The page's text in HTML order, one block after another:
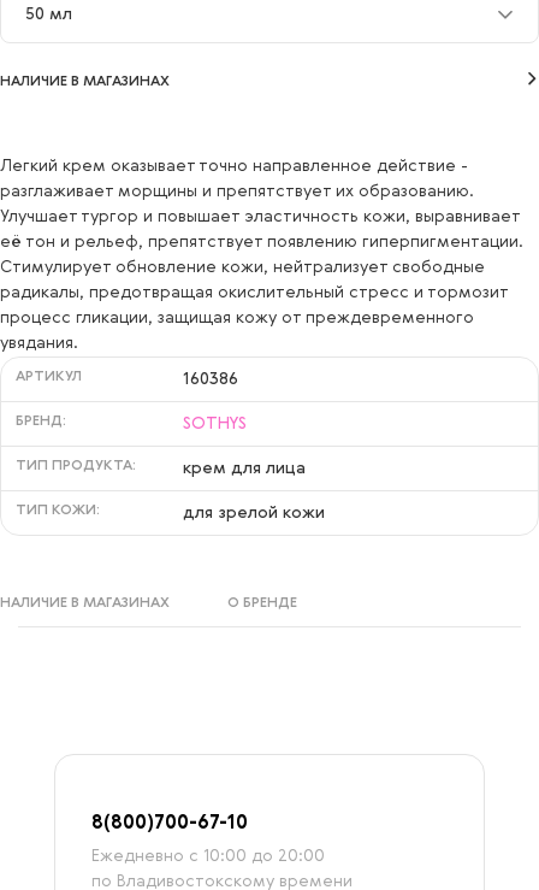
50 мл
50 мл
НАЛИЧИЕ В МАГАЗИНАХ
Легкий крем оказывает точно направленное действие -
разглаживает морщины и препятствует их образованию.
Улучшает тургор и повышает эластичность кожи, выравнивает
её тон и рельеф, препятствует появлению гиперпигментации.
Стимулирует обновление кожи, нейтрализует свободные
радикалы, предотвращая окислительный стресс и тормозит
процесс гликации, защищая кожу от преждевременного
увядания.
АРТИКУЛ 160386
БРЕНД: SOTHYS
ТИП ПРОДУКТА: крем для лица
ТИП КОЖИ: для зрелой кожи
НАЛИЧИЕ В МАГАЗИНАХ О БРЕНДЕ
8(800)700-67-10
Ежедневно с 10:00 до 20:00
по Владивостокскому времени